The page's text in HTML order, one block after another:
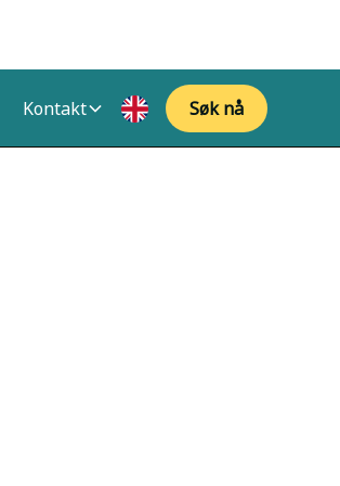
Kontakt Søk nå